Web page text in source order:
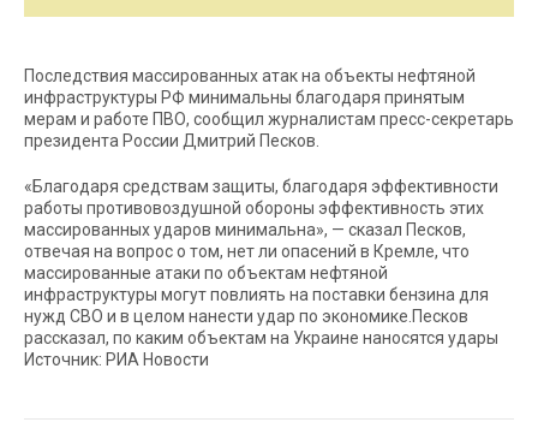
Последствия массированных атак на объекты нефтяной
инфраструктуры РФ минимальны благодаря принятым
мерам и работе ПВО, сообщил журналистам пресс-секретарь
президента России Дмитрий Песков.
«Благодаря средствам защиты, благодаря эффективности
работы противовоздушной обороны эффективность этих
массированных ударов минимальна», — сказал Песков,
отвечая на вопрос о том, нет ли опасений в Кремле, что
массированные атаки по объектам нефтяной
инфраструктуры могут повлиять на поставки бензина для
нужд СВО и в целом нанести удар по экономике.Песков
рассказал, по каким объектам на Украине наносятся удары
Источник: РИА Новости